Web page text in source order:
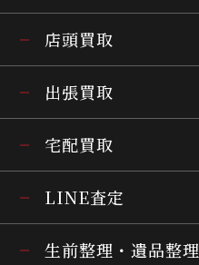
店頭買取
出張買取
宅配買取
LINE査定
生前整理・遺品整理